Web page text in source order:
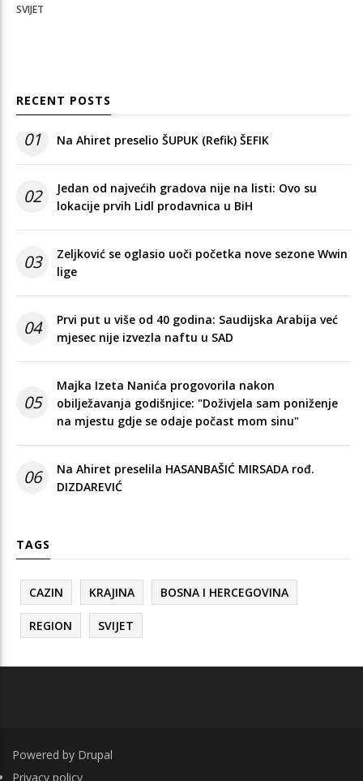
SVIJET
RECENT POSTS
01 Na Ahiret preselio ŠUPUK (Refik) ŠEFIK
02
Jedan od najvećih gradova nije na listi: Ovo su
lokacije prvih Lidl prodavnica u BiH
03
Zeljković se oglasio uoči početka nove sezone Wwin
lige
04
Prvi put u više od 40 godina: Saudijska Arabija već
mjesec nije izvezla naftu u SAD
05
Majka Izeta Nanića progovorila nakon
obilježavanja godišnjice: "Doživjela sam poniženje
na mjestu gdje se odaje počast mom sinu"
06
Na Ahiret preselila HASANBAŠIĆ MIRSADA rođ.
DIZDAREVIĆ
TAGS
CAZIN KRAJINA BOSNA I HERCEGOVINA
REGION SVIJET
Powered by Drupal
FOOTER
Privacy policy